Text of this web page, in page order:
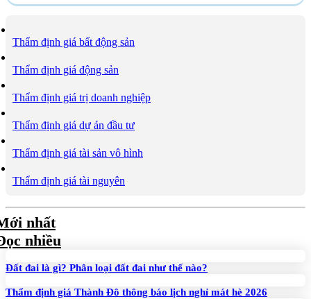
Thẩm định giá bất động sản
Thẩm định giá động sản
Thẩm định giá trị doanh nghiệp
Thẩm định giá dự án đầu tư
Thẩm định giá tài sản vô hình
Thẩm định giá tài nguyên
nhất
nhiều
Đất đai là gì? Phân loại đất đai như thế nào?
Thẩm định giá Thành Đô thông báo lịch nghỉ mát hè 2026